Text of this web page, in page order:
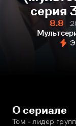
серия
8.8
О сериале
Том - лидер